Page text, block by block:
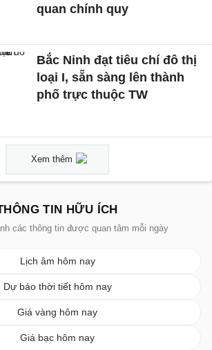
quan chính quy
Bắc Ninh đạt tiêu chí đô thị
loại I, sẵn sàng lên thành
phố trực thuộc TW
Xem thêm
TIN HỮU ÍCH
các thông tin được quan tâm mỗi ngày
Lịch âm hôm nay
Dự báo thời tiết hôm nay
Giá vàng hôm nay
Giá bạc hôm nay